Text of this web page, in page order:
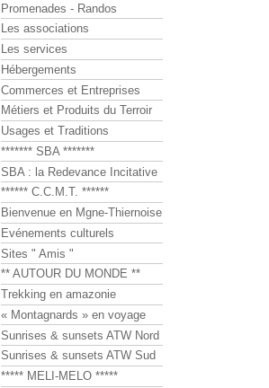
Promenades - Randos
Les associations
Les services
Hébergements
Commerces et Entreprises
Métiers et Produits du Terroir
Usages et Traditions
******* SBA *******
SBA : la Redevance Incitative
****** C.C.M.T. ******
Bienvenue en Mgne-Thiernoise
Evénements culturels
Sites " Amis "
** AUTOUR DU MONDE **
Trekking en amazonie
« Montagnards » en voyage
Sunrises & sunsets ATW Nord
Sunrises & sunsets ATW Sud
***** MELI-MELO *****